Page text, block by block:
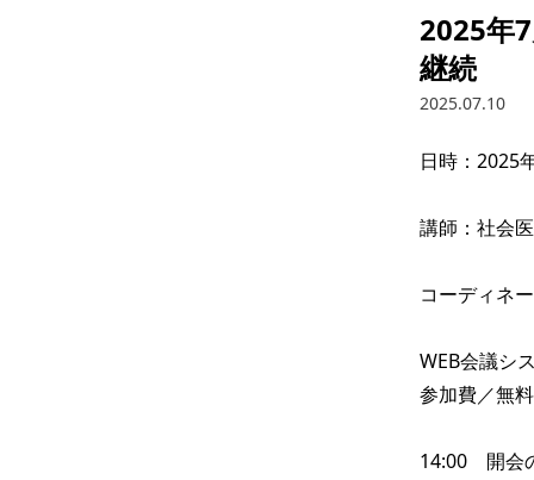
2025年
継続
2025.07.10
日時：2025
講師：社会
コーディネ
WEB会議シ
参加費／無料
14:00　開会